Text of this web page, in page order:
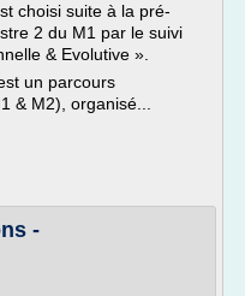
choisi suite à la pré-
2 du M1 par le suivi
& Evolutive ».
un parcours
& M2), organisé...
-